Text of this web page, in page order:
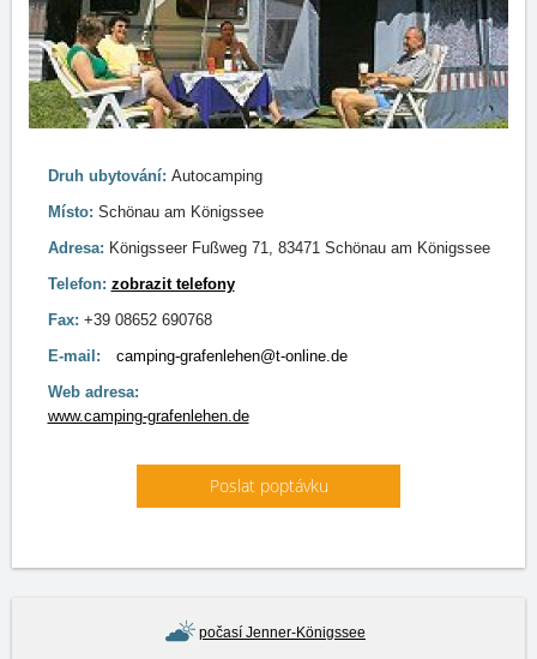
Druh ubytování: Autocamping
Místo: Schönau am Königssee
Adresa: Königsseer Fußweg 71, 83471 Schönau am Königssee
Telefon: zobrazit telefony
Fax: +39 08652 690768
E-mail:
camping-grafenlehen@t-online.de
Web adresa:
www.camping-grafenlehen.de
Poslat poptávku
počasí Jenner-Königssee